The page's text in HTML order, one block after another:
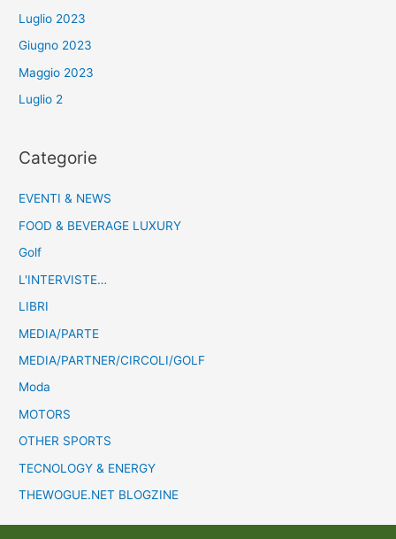
Luglio 2023
Giugno 2023
Maggio 2023
Luglio 2
Categorie
EVENTI & NEWS
FOOD & BEVERAGE LUXURY
Golf
L'INTERVISTE…
LIBRI
MEDIA/PARTE
MEDIA/PARTNER/CIRCOLI/GOLF
Moda
MOTORS
OTHER SPORTS
TECNOLOGY & ENERGY
THEWOGUE.NET BLOGZINE